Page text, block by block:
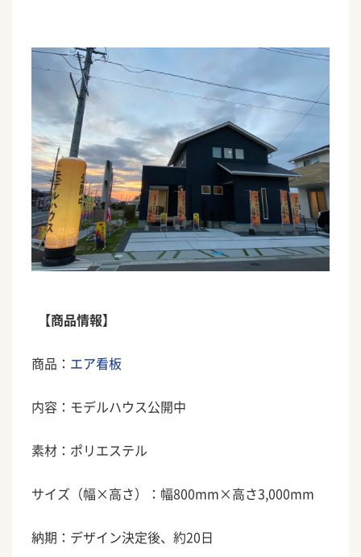
【商品情報】
商品： エア看板
内容：モデルハウス公開中
素材：ポリエステル
サイズ（幅×高さ）：幅800mm×高さ3,000mm
納期：デザイン決定後、約20日